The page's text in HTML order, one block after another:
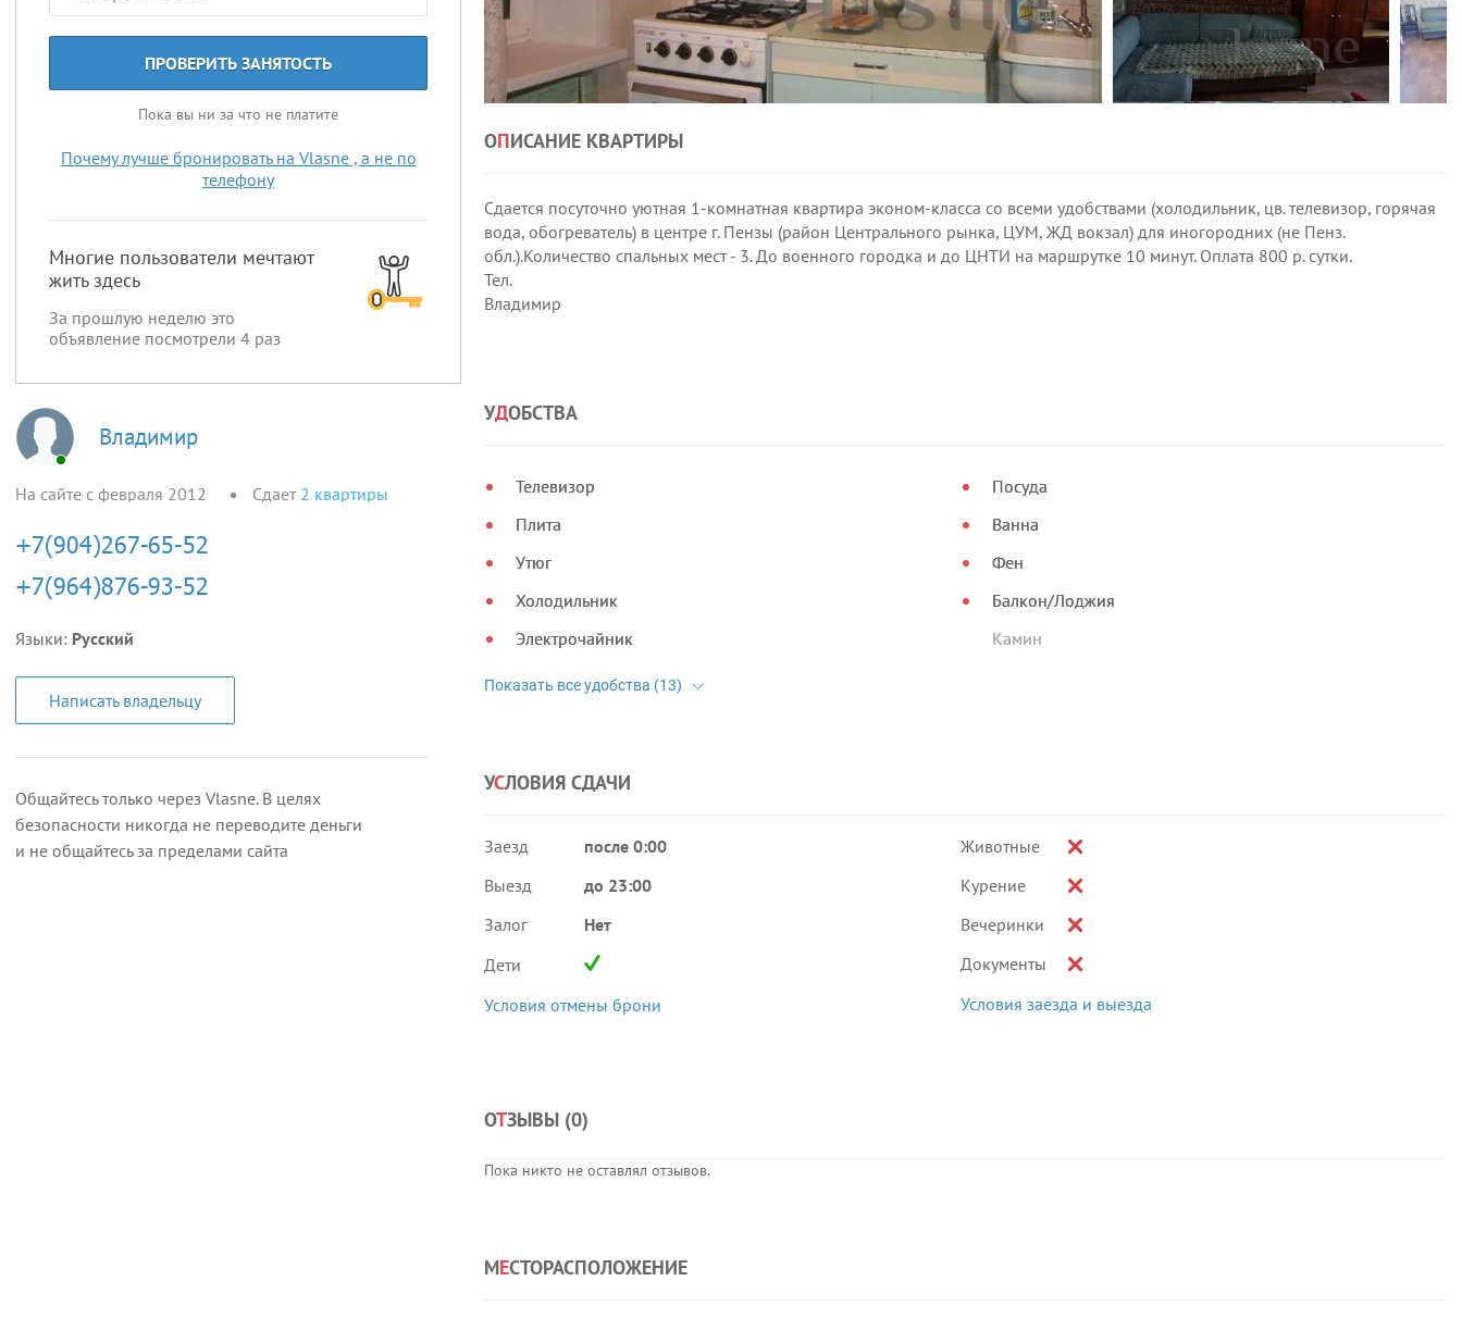
ПРОВЕРИТЬ ЗАНЯТОСТЬ
Пока вы ни за что не платите
Почему лучше бронировать на Vlasne , а не по
телефону
Многие пользователи мечтают
жить здесь
За прошлую неделю это
объявление посмотрели 4 раз
Владимир
На сайте с февраля 2012 Сдает 2 квартиры
Языки: Русский
Написать владельцу
Общайтесь только через Vlasne. В целях
безопасности никогда не переводите деньги
и не общайтесь за пределами сайта
ОПИСАНИЕ КВАРТИРЫ
Сдается посуточно уютная 1-комнатная квартира эконом-класса со всеми удобствами (холодильник, цв. телевизор, горячая
вода, обогреватель) в центре г. Пензы (район Центрального рынка, ЦУМ, ЖД вокзал) для иногородних (не Пенз.
обл.).Количество спальных мест - 3. До военного городка и до ЦНТИ на маршрутке 10 минут. Оплата 800 р. сутки.
Тел.
Владимир
УДОБСТВА
Телевизор
Плита
Утюг
Холодильник
Электрочайник
Посуда
Ванна
Фен
Балкон/Лоджия
Камин
УСЛОВИЯ СДАЧИ
Заезд
после 0:00
Выезд
до 23:00
Залог
Нет
Дети
Условия отмены брони
Животные
Курение
Вечеринки
Документы
Условия заезда и выезда
ОТЗЫВЫ (0)
Пока никто не оставлял отзывов.
МЕСТОРАСПОЛОЖЕНИЕ